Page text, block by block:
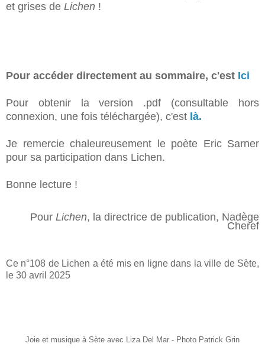
et grises de Lichen !
Pour accéder directement au sommaire, c'est Ici
Pour obtenir la version .pdf (consultable hors
connexion, une fois téléchargée), c'est là.
Je remercie chaleureusement le poète Eric Sarner
pour sa participation dans Lichen.
Bonne lecture !
Pour Lichen, la directrice de publication, Nadège
Cheref
Ce n°108 de Lichen a été mis en lignedans la ville de Sète,
le 30 avril 2025
Joie et musique à Sète avec Liza Del Mar - Photo Patrick Grin